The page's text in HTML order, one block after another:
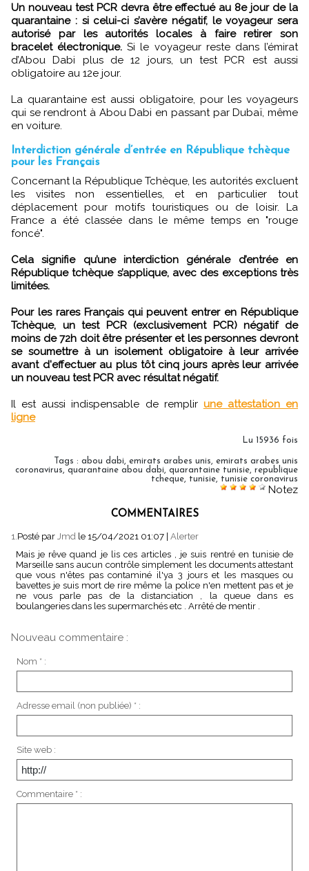
Un nouveau test PCR devra être effectué au 8e jour de la
quarantaine : si celui-ci s’avère négatif, le voyageur sera
autorisé par les autorités locales à faire retirer son
bracelet électronique.Si le voyageur reste dans l’émirat
d’Abou Dabi plus de 12 jours, un test PCR est aussi
obligatoire au 12e jour.
La quarantaine est aussi obligatoire, pour les voyageurs
qui se rendront à Abou Dabi en passant par Dubaï, même
en voiture.
Interdiction générale d’entrée en République tchèque
pour les Français
Concernant la République Tchèque, les autorités excluent
les visites non essentielles, et en particulier tout
déplacement pour motifs touristiques ou de loisir. La
France a été classée dans le même temps en "rouge
foncé".
Cela signifie qu’une interdiction générale d’entrée en
République tchèque s’applique, avec des exceptions très
limitées.
Pour les rares Français qui peuvent entrer en République
Tchèque, un test PCR (exclusivement PCR) négatif de
moins de 72h doit être présenter et les personnes devront
se soumettre à un isolement obligatoire à leur arrivée
avant d'effectuer au plus tôt cinq jours après leur arrivée
un nouveau test PCR avec résultat négatif.
Il est aussi indispensable de remplir une attestation en
ligne
Lu 15936 fois
Tags : abou dabi emirats arabes unis
emirats arabes unis
coronavirus
quarantaine abou dabi quarantaine tunisie republique
tcheque
tunisie tunisie coronavirus
Notez
COMMENTAIRES
1. Posté par Jmd le 15/04/2021 01:07 | Alerter
Mais je rêve quand je lis ces articles , je suis rentré en tunisie de
Marseille sans aucun contrôle simplement les documents attestant
que vous n'êtes pas contaminé il'ya 3 jours et les masques ou
bavettes je suis mort de rire même la police n'en mettent pas et je
ne vous parle pas de la distanciation , la queue dans es
boulangeries dans les supermarchés etc . Arrêté de mentir .
Nouveau commentaire :
Nom * :
Adresse email (non publiée) * :
Site web :
Commentaire * :